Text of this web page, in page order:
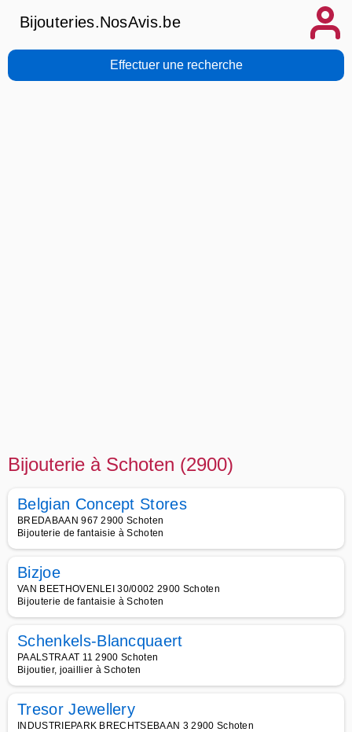
Bijouteries.NosAvis.be
Effectuer une recherche
Bijouterie à Schoten (2900)
Belgian Concept Stores
BREDABAAN 967 2900 Schoten
Bijouterie de fantaisie à Schoten
Bizjoe
VAN BEETHOVENLEI 30/0002 2900 Schoten
Bijouterie de fantaisie à Schoten
Schenkels-Blancquaert
PAALSTRAAT 11 2900 Schoten
Bijoutier, joaillier à Schoten
Tresor Jewellery
INDUSTRIEPARK BRECHTSEBAAN 3 2900 Schoten